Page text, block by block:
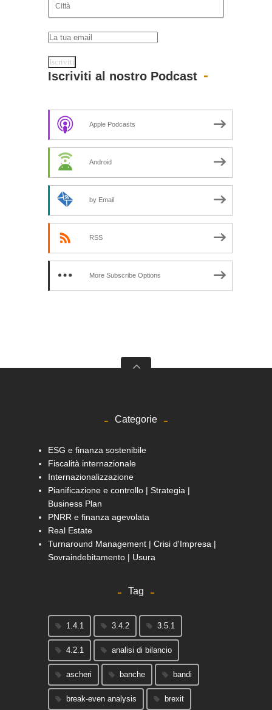
Iscriviti al nostro Podcast
Apple Podcasts
Android
by Email
RSS
More Subscribe Options
Categorie
ESG e finanza sostenibile
Fiscalità internazionale
Internazionalizzazione
Pianificazione e controllo | Strategia |
Business Plan
PNRR e finanza agevolata
Real Estate
Turnaround Management | Crisi d'Impresa |
Sovraindebitamento | Usura
Tag
1.4.1 3.4.2 3.5.1
4.2.1 analisi di bilancio
ascheri banche bandi
break-even analysis brexit